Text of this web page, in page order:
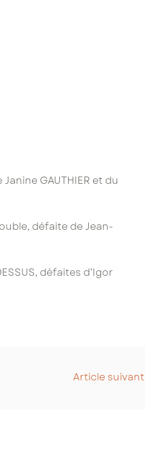
GAUTHIER et du
défaite de Jean-
défaites d’Igor
Article suivant